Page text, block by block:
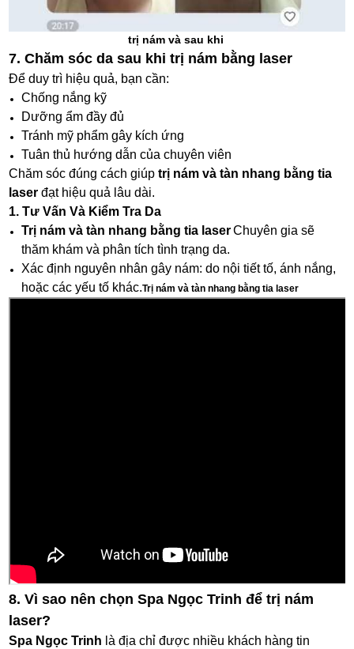
trị nám và sau khi
7. Chăm sóc da sau khi trị nám bằng laser
Để duy trì hiệu quả, bạn cần:
Chống nắng kỹ
Dưỡng ẩm đầy đủ
Tránh mỹ phẩm gây kích ứng
Tuân thủ hướng dẫn của chuyên viên
Chăm sóc đúng cách giúptrị nám và tàn nhang bằng tia
laser đạt hiệu quả lâu dài.
1. Tư Vấn Và Kiểm Tra Da
Trị nám và tàn nhang bằng tia laserChuyên gia sẽ
thăm khám và phân tích tình trạng da.
Xác định nguyên nhân gây nám: do nội tiết tố, ánh nắng,
hoặc các yếu tố khác.Trị nám và tàn nhang bằng tia laser
8. Vì sao nên chọn Spa Ngọc Trinh để trị nám
laser?
Spa Ngọc Trinh là địa chỉ được nhiều khách hàng tin